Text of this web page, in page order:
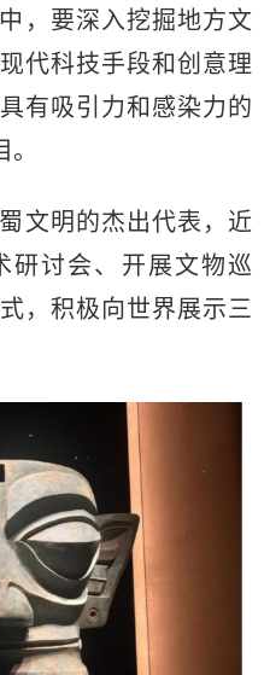
，要深入挖掘地方文
代科技手段和创意理
有吸引力和感染力的
文明的杰出代表，近
研讨会、开展文物巡
，积极向世界展示三